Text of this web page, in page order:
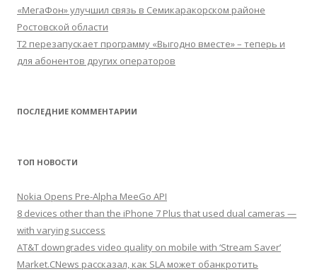
«МегаФон» улучшил связь в Семикаракорском районе
Ростовской области
Т2 перезапускает программу «Выгодно вместе» – теперь и
для абонентов других операторов
ПОСЛЕДНИЕ КОММЕНТАРИИ
ТОП НОВОСТИ
Nokia Opens Pre-Alpha MeeGo API
8 devices other than the iPhone 7 Plus that used dual cameras —
with varying success
AT&T downgrades video quality on mobile with ‘Stream Saver’
Market.CNews рассказал, как SLA может обанкротить